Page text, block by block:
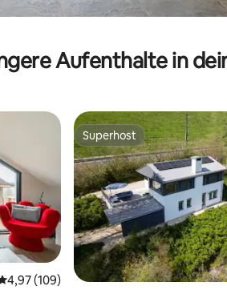
Aufenthalte in
Bewertung: 4,97 von
4,97 (109)
Superhost
Superhost